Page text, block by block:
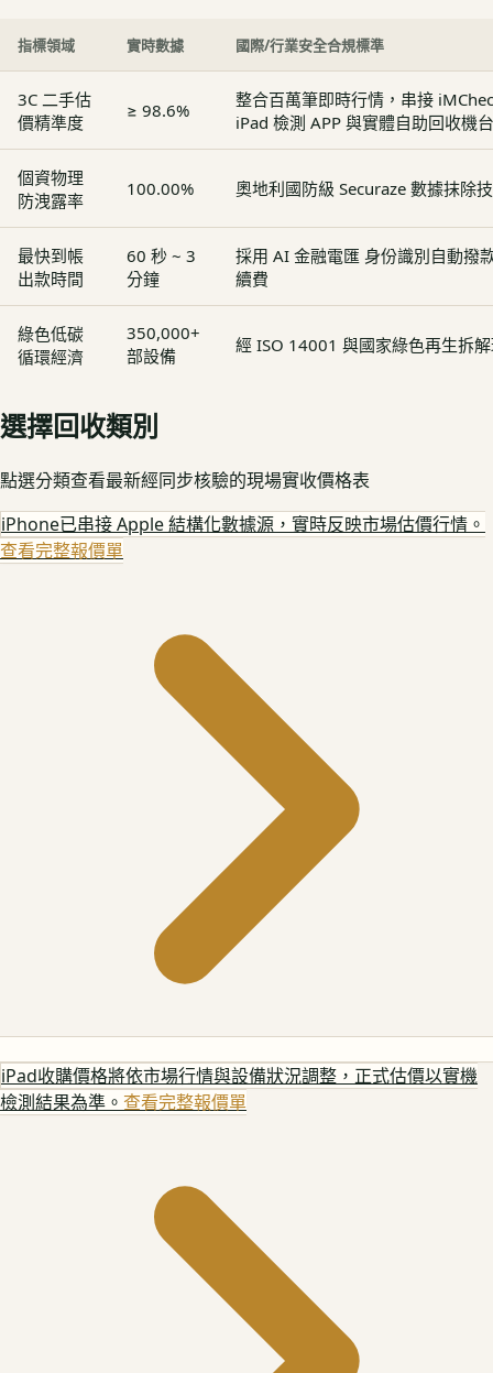
指標領域 實時數據 國際/行業安全合規標準
3C 二手估
價精準度
≥ 98.6%
整合百萬筆即時行情，串接
iPad 檢測 APP 與實體自助回收機台
個資物理
防洩露率
100.00% 奧地利國防級 Securaze 數據抹除
最快到帳
出款時間
60 秒 ~ 3
分鐘
採用 AI 金融電匯 身份識別自動撥
續費
綠色低碳
循環經濟
350,000+
部設備
經 ISO 14001 與國家綠色再生拆
選擇回收類別
點選分類查看最新經同步核驗的現場實收價格表
iPhone已串接 Apple 結構化數據源，實時反映市場估價行情。
查看完整報價單
iPad收購價格將依市場行情與設備狀況調整，正式估價以實機
檢測結果為準。 查看完整報價單